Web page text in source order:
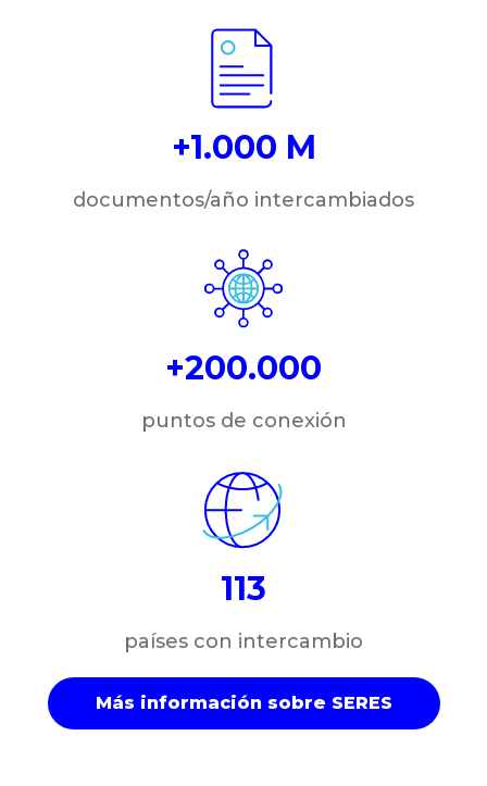
+1.000 M
documentos/año intercambiados
+200.000
puntos de conexión
113
países con intercambio
Más información sobre SERES